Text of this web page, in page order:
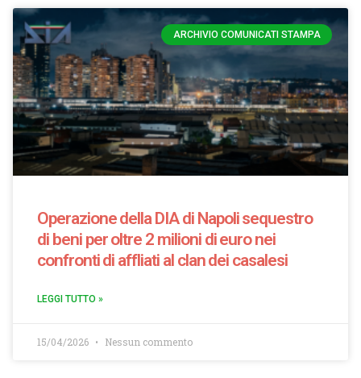
ARCHIVIO COMUNICATI STAMPA
Operazione della DIA di Napoli sequestro
di beni per oltre 2 milioni di euro nei
confronti di affliati al clan dei casalesi
LEGGI TUTTO »
15/04/2026 Nessun commento